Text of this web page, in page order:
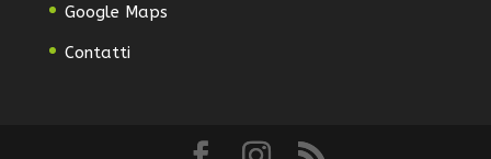
Google Maps
Contatti